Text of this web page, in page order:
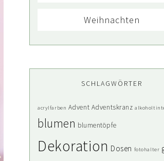
Weihnachten
SCHLAGWÖRTER
acrylfarben Advent Adventskranz
blumen blumentöpfe
Dekoration Dosen fotohalter